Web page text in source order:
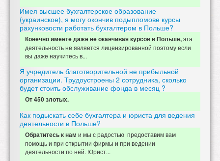
Имея высшее бухгалтерское образование
(украинское), я могу окончив подыпломове курсы
рахунковости работать бухгалтером в Польше?
Конечно имеете даже не оканчивая курсов в Польше,эта
деятельность не является лицензированной поэтому если
вы даже научитесь в...
Я учредитель благотворительной не прибыльной
организации. Трудоустроены 2 сотрудника, сколько
будет стоить обслуживание фонда в месяц ?
От 450 злотых.
Как подыскать себе бухгалтера и юриста для ведения
деятельности в Польше?
Обратитесь к нам и мы с радостью предоставим вам
помощь и при открытии фирмы и при ведении
деятельности по ней. Юрист...